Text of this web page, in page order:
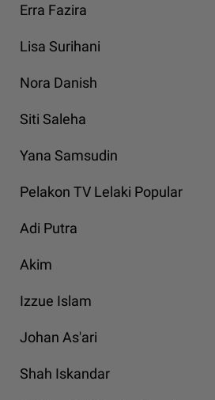
Erra Fazira
Lisa Surihani
Nora Danish
Siti Saleha
Yana Samsudin
Pelakon TV Lelaki Popular
Adi Putra
Akim
Izzue Islam
Johan As'ari
Shah Iskandar